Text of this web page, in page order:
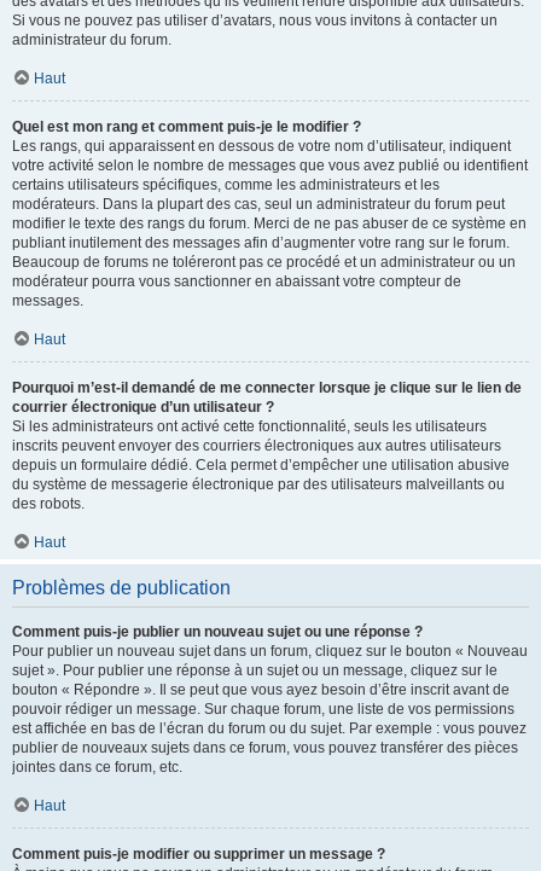
Si vous ne pouvez pas utiliser d’avatars, nous vous invitons à contacter un
administrateur du forum.
Haut
Quel est mon rang et comment puis-je le modifier ?
Les rangs, qui apparaissent en dessous de votre nom d’utilisateur, indiquent
votre activité selon le nombre de messages que vous avez publié ou identifient
certains utilisateurs spécifiques, comme les administrateurs et les
modérateurs. Dans la plupart des cas, seul un administrateur du forum peut
modifier le texte des rangs du forum. Merci de ne pas abuser de ce système en
publiant inutilement des messages afin d’augmenter votre rang sur le forum.
Beaucoup de forums ne toléreront pas ce procédé et un administrateur ou un
modérateur pourra vous sanctionner en abaissant votre compteur de
messages.
Haut
Pourquoi m’est-il demandé de me connecter lorsque je clique sur le lien de
courrier électronique d’un utilisateur ?
Si les administrateurs ont activé cette fonctionnalité, seuls les utilisateurs
inscrits peuvent envoyer des courriers électroniques aux autres utilisateurs
depuis un formulaire dédié. Cela permet d’empêcher une utilisation abusive
du système de messagerie électronique par des utilisateurs malveillants ou
des robots.
Haut
Problèmes de publication
Comment puis-je publier un nouveau sujet ou une réponse ?
Pour publier un nouveau sujet dans un forum, cliquez sur le bouton « Nouveau
sujet ». Pour publier une réponse à un sujet ou un message, cliquez sur le
bouton « Répondre ». Il se peut que vous ayez besoin d’être inscrit avant de
pouvoir rédiger un message. Sur chaque forum, une liste de vos permissions
est affichée en bas de l’écran du forum ou du sujet. Par exemple : vous pouvez
publier de nouveaux sujets dans ce forum, vous pouvez transférer des pièces
jointes dans ce forum, etc.
Haut
Comment puis-je modifier ou supprimer un message ?